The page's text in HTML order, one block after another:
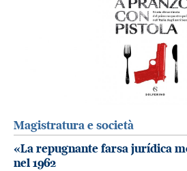
Magistratura e società
«La repugnante farsa jurídica
nel 1962